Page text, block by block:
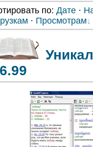
по: Дате ·
· Просмотрам